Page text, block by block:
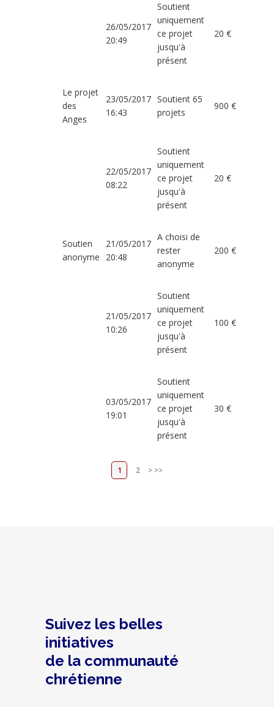
26/05/2017
20:49
Soutient
uniquement
ce projet
jusqu'à
présent
20 €
Le projet
des
Anges
23/05/2017
16:43
Soutient 65
projets
900 €
22/05/2017
08:22
Soutient
uniquement
ce projet
jusqu'à
présent
20 €
Soutien
anonyme
21/05/2017
20:48
A choisi de
rester
anonyme
200 €
21/05/2017
10:26
Soutient
uniquement
ce projet
jusqu'à
présent
100 €
03/05/2017
19:01
Soutient
uniquement
ce projet
jusqu'à
présent
30 €
1 2 > >>
Suivez les belles
initiatives
de la communauté
chrétienne